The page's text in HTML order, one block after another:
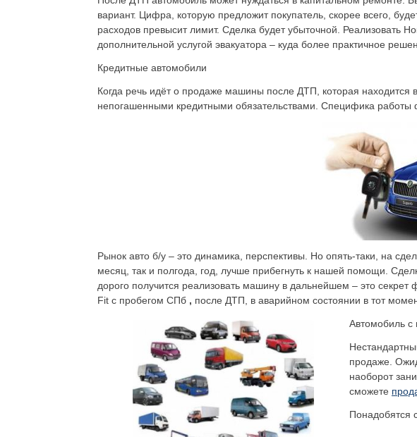
вариант. Цифра, которую предложит покупатель, скорее всего,
расходов превысит лимит. Сделка будет убыточной. Реализовать
дополнительной услугой эвакуатора – куда более практичное
Кредитные автомобили
Когда речь идёт о продаже машины после ДТП, которая
непогашенными кредитными обязательствами. Специфика
Рынок авто б/у – это динамика, перспективы. Но опять-таки, на
месяц, так и полгода, год, лучше прибегнуть к нашей помощи.
дорого получится реализовать машину в дальнейшем – это
Fit с пробегом СПб , после ДТП, в аварийном состоянии в тот
Автомобиль
продаже.
наоборот
сможете
Понадобятся